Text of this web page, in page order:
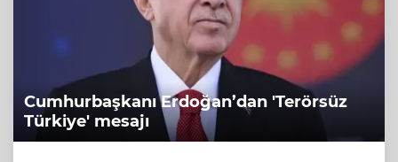
Cumhurbaşkanı Erdoğan’dan 'Terörsüz
Türkiye' mesajı